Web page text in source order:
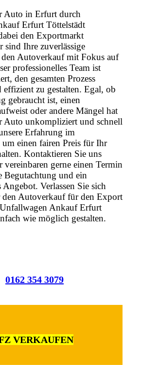
Auto in Erfurt durch
Erfurt Töttelstädt
den Exportmarkt
sind Ihre zuverlässige
Autoverkauf mit Fokus auf
professionelles Team ist
den gesamten Prozess
effizient zu gestalten. Egal, ob
gebraucht ist, einen
oder andere Mängel hat
Auto unkompliziert und schnell
Erfahrung im
einen fairen Preis für Ihr
Kontaktieren Sie uns
gerne einen Termin
Begutachtung und ein
Verlassen Sie sich
den Autoverkauf für den Export
Ankauf Erfurt
wie möglich gestalten.
0162 354 3079
VERKAUFEN